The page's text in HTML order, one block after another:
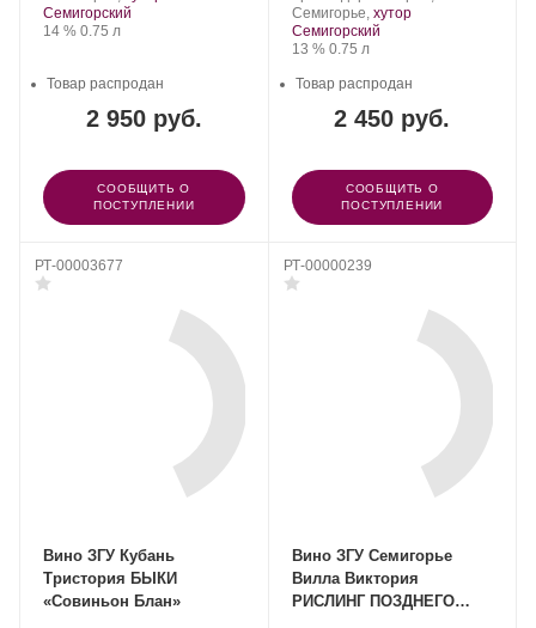
Семигорский
Крепость
14 %. Объем
0.75 л
2 950 руб.
Товар распродан
СООБЩИТЬ О
ПОСТУПЛЕНИИ
Семигорье, хутор
Семигорский
Крепость
13 %. Объем
0.75 л
2 450 руб.
Товар распродан
СООБЩИТЬ О
ПОСТУПЛЕНИИ
РТ-00003677
Вино ЗГУ Кубань
Тристория БЫКИ
«Совиньон Блан»
РТ-00000239
Вино ЗГУ Семигорье
Вилла Виктория
РИСЛИНГ ПОЗДНЕГО